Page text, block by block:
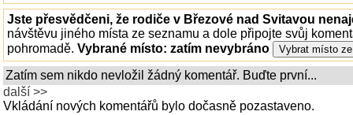
Jste přesvědčeni, že rodiče v Březové nad Svitavou
návštěvu jiného místa ze seznamu a dole připojte svůj
pohromadě. Vybrané místo: zatím nevybráno
Zatím sem nikdo nevložil žádný komentář. Buďte první...
další >>
Vkládání nových komentářů bylo dočasně pozastaveno.